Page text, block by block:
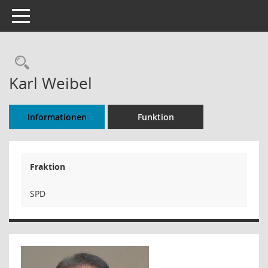
Toggle navigation
Rechercheauswahl
Karl Weibel
Informationen Funktion
Fraktion
SPD